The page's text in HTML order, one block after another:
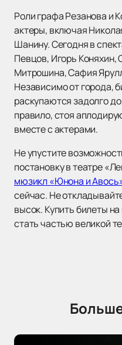
Роли графа Резанова и
актеры, включая
Шанину. Сегодня в
Певцов, Игорь Коняхин,
Митрошина, Сафия
Независимо от города,
раскупаются задолго
правило, стоя
вместе с актерами.
Не упустите
постановку в театре
мюзикл «Юнона и
сейчас. Не
высок. Купить билеты
стать частью великой